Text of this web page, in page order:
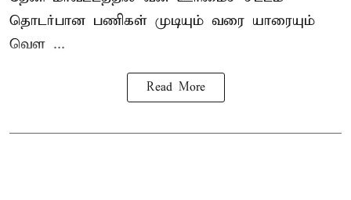
தொடர்பான பணிகள் முடியும் வரை யாரையும்
வெள ...
Read More